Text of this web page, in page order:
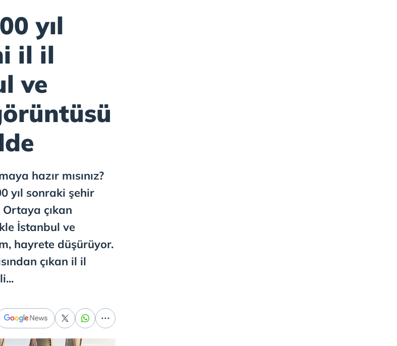
yıl
il il
ve
hazır mısınız?
yıl sonraki şehir
çıkan
İstanbul ve
hayrete düşürüyor.
çıkan il il